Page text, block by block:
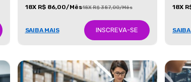
18X R$ 86,00/Mês18X R$ 387,00/Mês
SAIBA MAIS INSCREVA-SE
18X